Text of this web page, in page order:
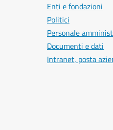
Enti e fondazioni
Politici
Personale
Documenti e dati
Intranet, posta